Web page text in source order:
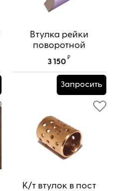
Втулка рейки
поворотной
(биметалл) СФ-65
94261718
3 150
₽
Запросить
К/т втулок в пост